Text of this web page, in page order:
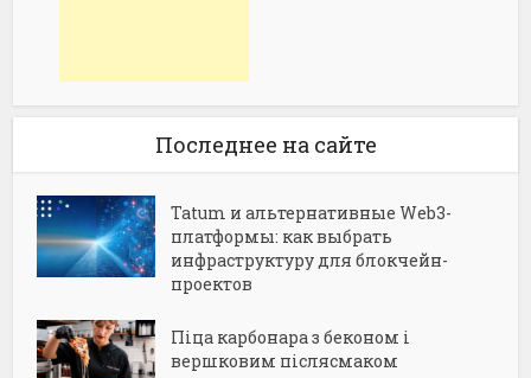
Последнее на сайте
Tatum и альтернативные Web3-
платформы: как выбрать
инфраструктуру для блокчейн-
проектов
Піца карбонара з беконом і
вершковим післясмаком